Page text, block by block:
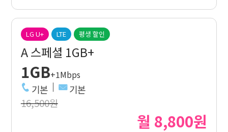
LG U+ LTE 평생 할인
A 스페셜 1GB+
1GB+1Mbps
기본 기본
16,500원
월 8,800원